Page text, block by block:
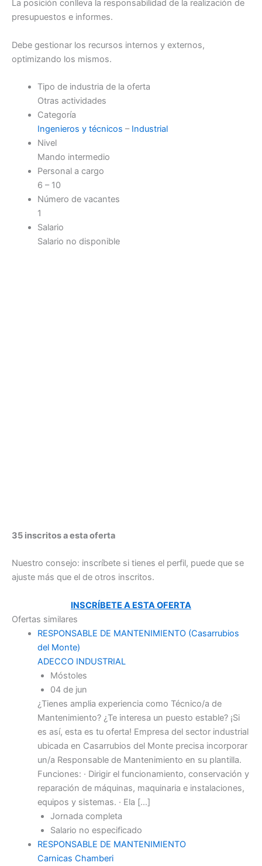
La posición conlleva la responsabilidad de la realización de
presupuestos e informes.
Debe gestionar los recursos internos y externos,
optimizando los mismos.
Tipo de industria de la oferta
Otras actividades
Categoría
Ingenieros y técnicos – Industrial
Nivel
Mando intermedio
Personal a cargo
6 – 10
Número de vacantes
1
Salario
Salario no disponible
35 inscritos a esta oferta
Nuestro consejo: inscríbete si tienes el perfil, puede que se
ajuste más que el de otros inscritos.
INSCRÍBETE A ESTA OFERTA
Ofertas similares
RESPONSABLE DE MANTENIMIENTO (Casarrubios
del Monte)
ADECCO INDUSTRIAL
Móstoles
04 de jun
¿Tienes amplia experiencia como Técnico/a de
Mantenimiento? ¿Te interesa un puesto estable? ¡Si
es así, esta es tu oferta! Empresa del sector industrial
ubicada en Casarrubios del Monte precisa incorporar
un/a Responsable de Mantenimiento en su plantilla.
Funciones: · Dirigir el funcionamiento, conservación y
reparación de máquinas, maquinaria e instalaciones,
equipos y sistemas. · Ela […]
Jornada completa
Salario no especificado
RESPONSABLE DE MANTENIMIENTO
Carnicas Chamberi